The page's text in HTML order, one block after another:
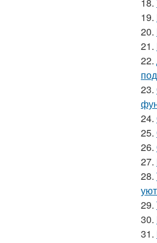
19.
20.
21.
22.
23.
24.
25.
26.
27.
28.
29.
30.
31.